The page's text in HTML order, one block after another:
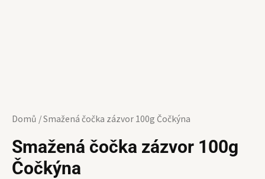
Domů / Smažená čočka zázvor 100g Čočkýna
Smažená čočka zázvor 100g
Čočkýna